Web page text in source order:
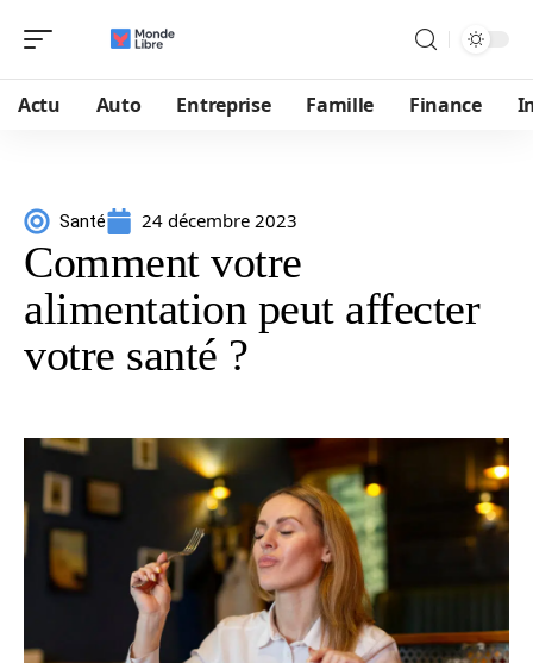
Actu Auto Entreprise Famille Finance
Santé 24 décembre 2023
Comment votre
alimentation peut affecter
votre santé ?